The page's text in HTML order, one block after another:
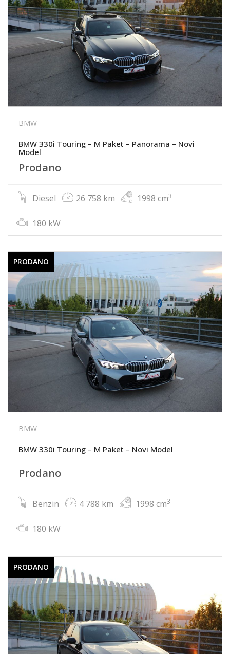
BMW
BMW 330i Touring – M Paket – Panorama – Novi
Model
Prodano
Diesel 26 758 km 1998 cm3
180 kW
PRODANO
BMW
BMW 330i Touring – M Paket – Novi Model
Prodano
Benzin 4 788 km 1998 cm3
180 kW
PRODANO